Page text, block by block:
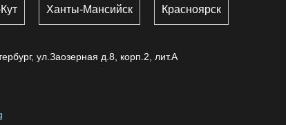
Ханты-Мансийск Красноярск
ул.Заозерная д.8, корп.2, лит.А